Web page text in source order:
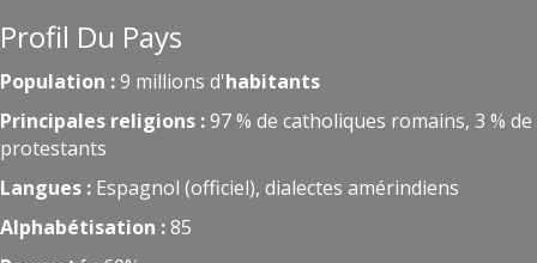
Profil Du Pays
Population :9 millions d'habitants
Principales religions :97 % de catholiques romains, 3 % de
protestants
Langues : Espagnol (officiel), dialectes amérindiens
Alphabétisation :85